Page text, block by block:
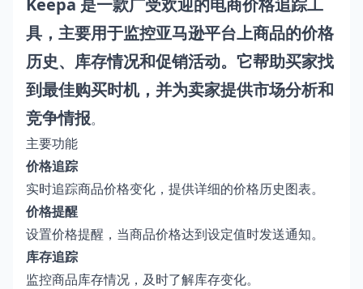
具，主要用于监控亚马逊平台上商品的价格
历史、库存情况和促销活动。它帮助买家找
到最佳购买时机，并为卖家提供市场分析和
竞争情报。
主要功能
价格追踪
实时追踪商品价格变化，提供详细的价格历史图表。
价格提醒
设置价格提醒，当商品价格达到设定值时发送通知。
库存追踪
监控商品库存情况，及时了解库存变化。